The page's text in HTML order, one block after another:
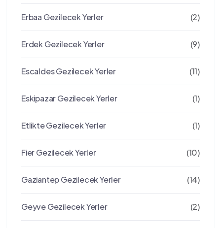
Erbaa Gezilecek Yerler (2)
Erdek Gezilecek Yerler (9)
Escaldes Gezilecek Yerler (11)
Eskipazar Gezilecek Yerler (1)
Etlikte Gezilecek Yerler (1)
Fier Gezilecek Yerler (10)
Gaziantep Gezilecek Yerler (14)
Geyve Gezilecek Yerler (2)